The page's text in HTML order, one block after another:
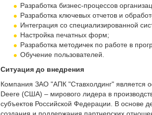
Разработка бизнес-процессов
Разработка ключевых отчетов и
Интеграция со специализированной
Настройка печатных форм;
Разработка методичек по работе в
Обучение пользователей.
Ситуация до внедрения
Компания ЗАО "АПК "Ставхолдинг"
Deere (США) – мирового лидера в
субъектов Российской Федерации. В основе